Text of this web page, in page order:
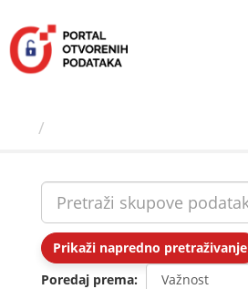
sadržaj
Prikaži napredno pretraživanje
Poredaj prema